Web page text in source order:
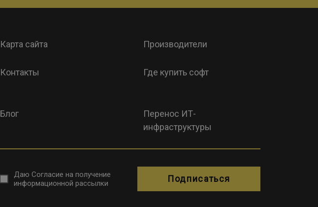
Карта сайта Производители
Контакты Где купить софт
Блог
Перенос ИТ-
инфраструктуры
Даю Согласие на получение
информационной рассылки
Подписаться